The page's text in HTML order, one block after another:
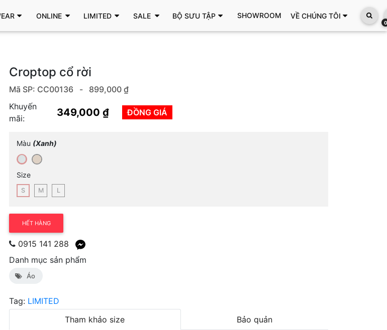
0
ONLINE LIMITED SALE BỘ SƯU TẬP SHOWROOM VỀ CHÚNG TÔI
Croptop cổ rời
Mã SP: CC00136 - 899,000 ₫
Khuyến
mãi:
349,000 ₫ ĐỒNG GIÁ
Màu (Xanh)
Size
S M L
HẾT HÀNG
0915 141 288
Danh mục sản phẩm
Áo
Tag: LIMITED
Tham khảo size
Bảo quản